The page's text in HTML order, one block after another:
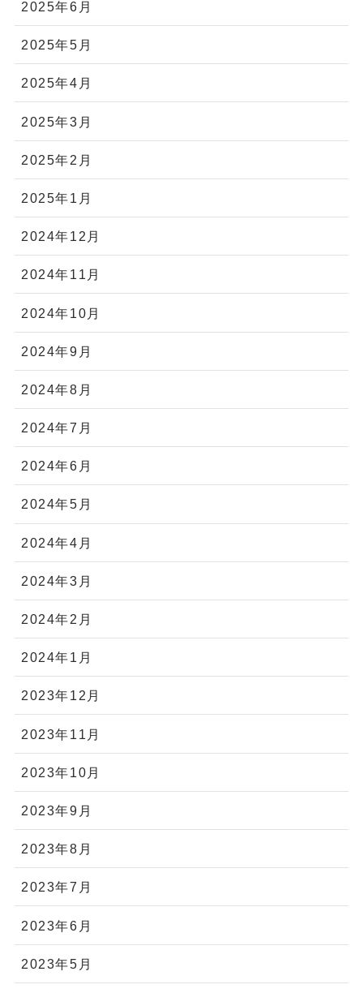
2025年6月
2025年5月
2025年4月
2025年3月
2025年2月
2025年1月
2024年12月
2024年11月
2024年10月
2024年9月
2024年8月
2024年7月
2024年6月
2024年5月
2024年4月
2024年3月
2024年2月
2024年1月
2023年12月
2023年11月
2023年10月
2023年9月
2023年8月
2023年7月
2023年6月
2023年5月